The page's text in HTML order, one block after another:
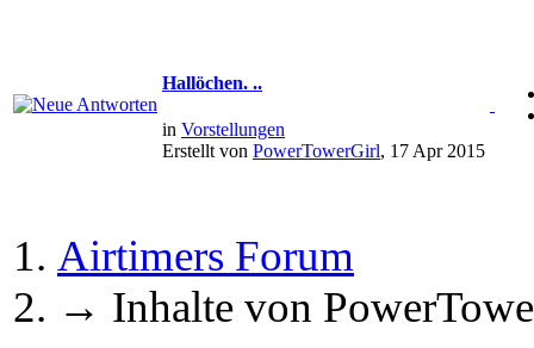
Hallöchen. ..
in Vorstellungen
Erstellt von PowerTowerGirl, 17 Apr 2015
Airtimers Forum
→ Inhalte von